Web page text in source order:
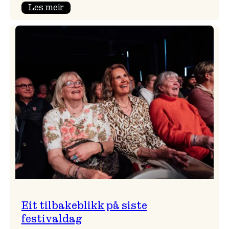
Les meir:
Eit tilbakeblikk på siste
festivaldag